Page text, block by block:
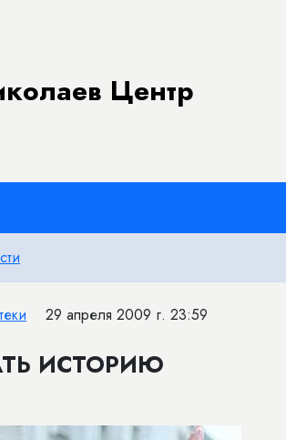
Центр
29 апреля 2009 г. 23:59
ИСТОРИЮ